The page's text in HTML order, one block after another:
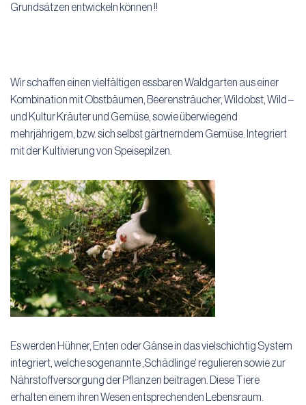
Grundsätzen entwickeln können !!
Wir schaffen einen vielfältigen essbaren Waldgarten aus einer
Kombination mit Obstbäumen, Beerensträucher, Wildobst, Wild –
und Kultur Kräuter und Gemüse, sowie überwiegend
mehrjährigem, bzw. sich selbst gärtnerndem Gemüse. Integriert
mit der Kultivierung von Speisepilzen.
Es werden Hühner, Enten oder Gänse in das vielschichtig System
integriert, welche sogenannte ‚Schädlinge‘ regulieren sowie zur
Nährstoffversorgung der Pflanzen beitragen. Diese Tiere
erhalten einem ihren Wesen entsprechenden Lebensraum.